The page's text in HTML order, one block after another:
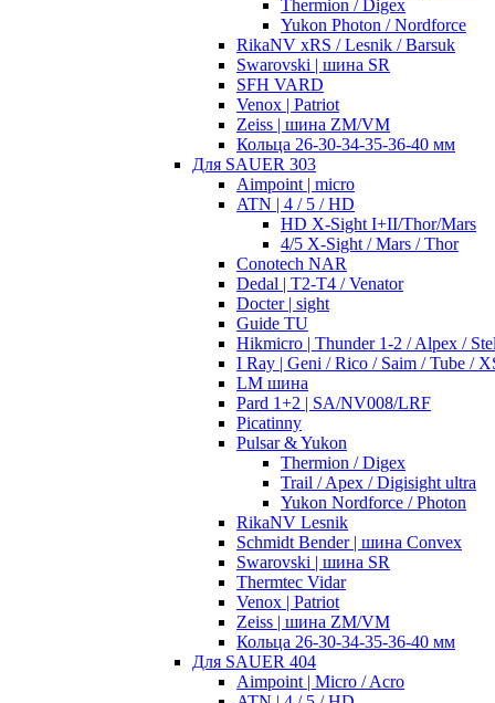
Thermion / Digex
Yukon Photon / Nordforce
RikaNV xRS / Lesnik / Barsuk
Swarovski | шина SR
SFH VARD
Venox | Patriot
Zeiss | шина ZM/VM
Кольца 26-30-34-35-36-40 мм
Для SAUER 303
Aimpoint | micro
ATN | 4 / 5 / HD
HD X-Sight I+II/Thor/Mars
4/5 X-Sight / Mars / Thor
Conotech NAR
Dedal | T2-T4 / Venator
Docter | sight
Guide TU
Hikmicro | Thunder 1-2 / Alpex /
I Ray | Geni / Rico / Saim / Tube /
LM шина
Pard 1+2 | SA/NV008/LRF
Picatinny
Pulsar & Yukon
Thermion / Digex
Trail / Apex / Digisight ultra
Yukon Nordforce / Photon
RikaNV Lesnik
Schmidt Bender | шина Convex
Swarovski | шина SR
Thermtec Vidar
Venox | Patriot
Zeiss | шина ZM/VM
Кольца 26-30-34-35-36-40 мм
Для SAUER 404
Aimpoint | Micro / Acro